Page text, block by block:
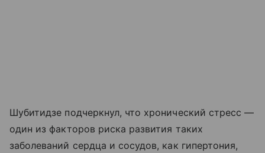
Шубитидзе подчеркнул, что хронический стресс —
один из факторов риска развития таких
заболеваний сердца и сосудов, как гипертония,